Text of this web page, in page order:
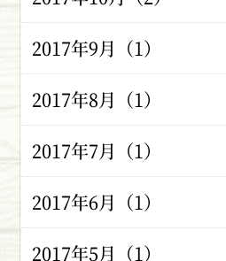
2017年9月（1）
2017年8月（1）
2017年7月（1）
2017年6月（1）
2017年5月（1）